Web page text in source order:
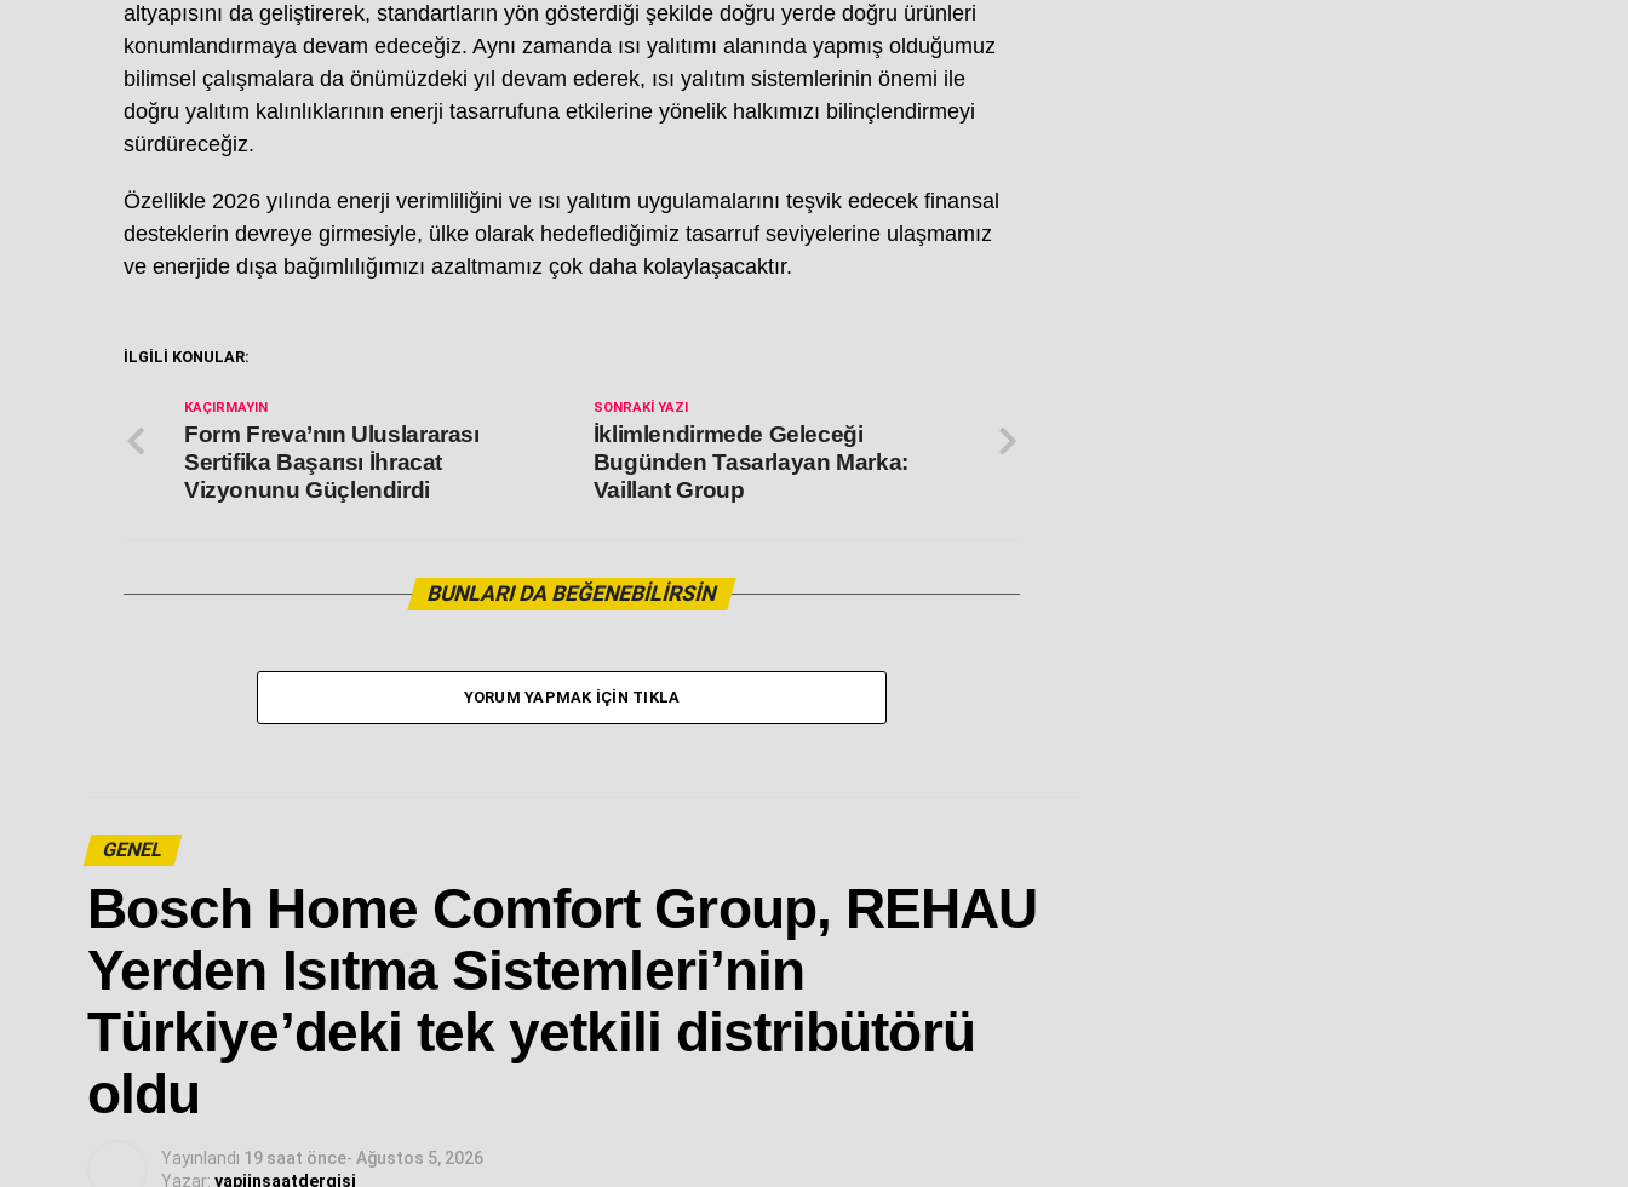
altyapısını da geliştirerek, standartların yön gösterdiği şekilde doğru yerde doğru ürünleri
konumlandırmaya devam edeceğiz. Aynı zamanda ısı yalıtımı alanında yapmış olduğumuz
bilimsel çalışmalara da önümüzdeki yıl devam ederek, ısı yalıtım sistemlerinin önemi ile
doğru yalıtım kalınlıklarının enerji tasarrufuna etkilerine yönelik halkımızı bilinçlendirmeyi
sürdüreceğiz.
Özellikle 2026 yılında enerji verimliliğini ve ısı yalıtım uygulamalarını teşvik edecek finansal
desteklerin devreye girmesiyle, ülke olarak hedeflediğimiz tasarruf seviyelerine ulaşmamız
ve enerjide dışa bağımlılığımızı azaltmamız çok daha kolaylaşacaktır.
İLGİLİ KONULAR:
SONRAKI YAZI
İklimlendirmede Geleceği
Bugünden Tasarlayan Marka:
Vaillant Group
KAÇIRMAYIN
Form Freva’nın Uluslararası
Sertifika Başarısı İhracat
Vizyonunu Güçlendirdi
BUNLARI DA BEĞENEBILIRSIN
YORUM YAPMAK İÇIN TIKLA
GENEL
Bosch Home Comfort Group, REHAU
Yerden Isıtma Sistemleri’nin
Türkiye’deki tek yetkili distribütörü
oldu
Yayınlandı 19 saat önce- Ağustos 5, 2026
Yazar: yapiinsaatdergisi